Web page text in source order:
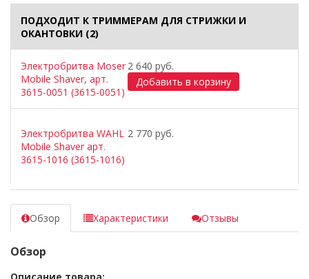
ПОДХОДИТ К ТРИММЕРАМ ДЛЯ СТРИЖКИ И
ОКАНТОВКИ (2)
Электробритва Moser
Mobile Shaver, арт.
3615-0051 (3615-0051)
2 640 руб.
Электробритва WAHL
Mobile Shaver арт.
3615-1016 (3615-1016)
2 770 руб.
Обзор Характеристики Отзывы
Обзор